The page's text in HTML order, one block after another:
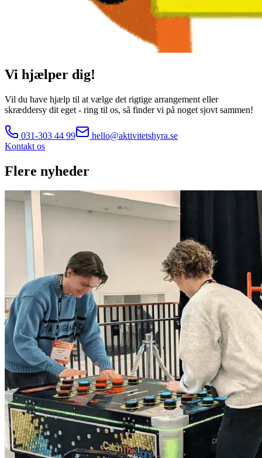
Vi hjælper dig!
Vil du have hjælp til at vælge det rigtige arrangement eller
skræddersy dit eget - ring til os, så finder vi på noget sjovt sammen!
031-303 44 99
hello@aktivitetshyra.se
Kontakt os
Flere nyheder